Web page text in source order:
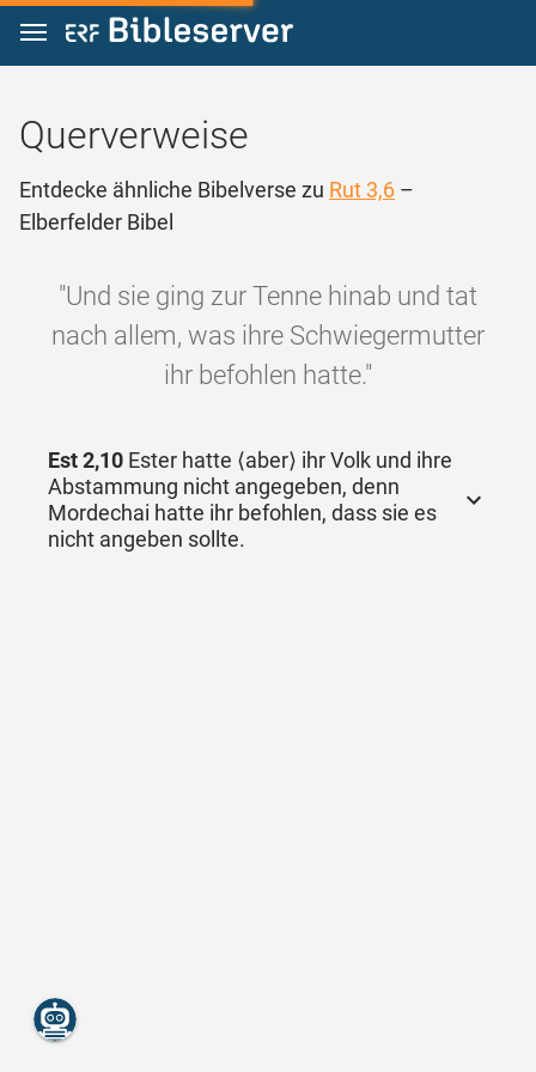
Zum Inhalt springen
Querverweise
Entdecke ähnliche Bibelverse zu Rut 3,6 –
Elberfelder Bibel
"Und sie ging zur Tenne hinab und tat
nach allem, was ihre Schwiegermutter
ihr befohlen hatte."
Est 2,10 Ester hatte ⟨aber⟩ ihr Volk und ihre
Abstammung nicht angegeben, denn
Mordechai hatte ihr befohlen, dass sie es
nicht angeben sollte.